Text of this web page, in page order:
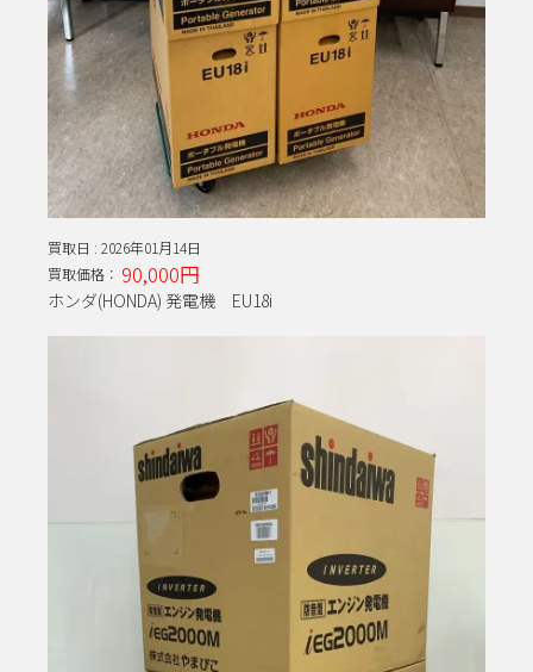
買取日 : 2026年01月14日
買取価格： 90,000円
ホンダ(HONDA) 発電機 EU18i